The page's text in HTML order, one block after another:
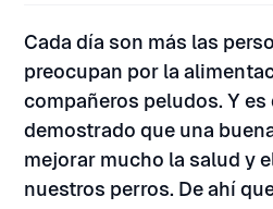
Cada día son más las
preocupan por la
compañeros peludos. Y es
demostrado que una
mejorar mucho la salud y
nuestros perros. De ahí